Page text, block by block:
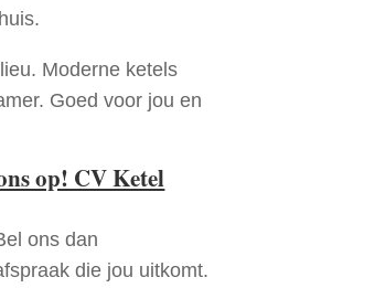
Moderne ketels
Goed voor jou en
op! CV Ketel
ons dan
die jou uitkomt.